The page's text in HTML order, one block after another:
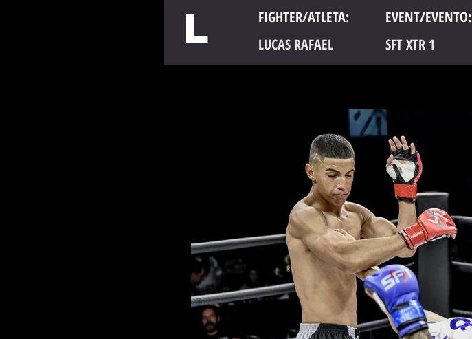
L FIGHTER/ATLETA: EVENT/EVENTO:
LUCAS RAFAEL
SFT XTR 1